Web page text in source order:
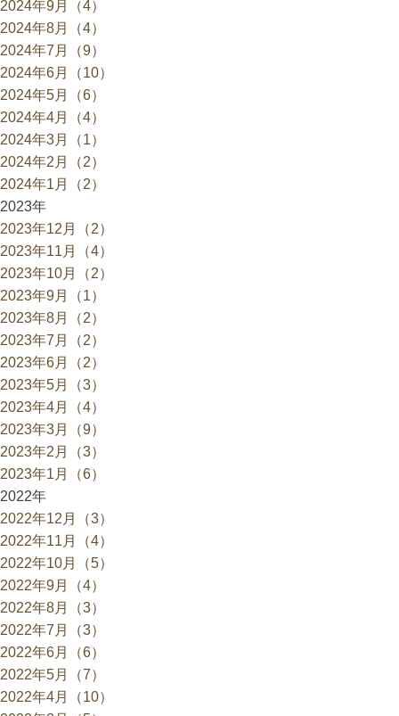
2024年9月（4）
2024年8月（4）
2024年7月（9）
2024年6月（10）
2024年5月（6）
2024年4月（4）
2024年3月（1）
2024年2月（2）
2024年1月（2）
2023年
2023年12月（2）
2023年11月（4）
2023年10月（2）
2023年9月（1）
2023年8月（2）
2023年7月（2）
2023年6月（2）
2023年5月（3）
2023年4月（4）
2023年3月（9）
2023年2月（3）
2023年1月（6）
2022年
2022年12月（3）
2022年11月（4）
2022年10月（5）
2022年9月（4）
2022年8月（3）
2022年7月（3）
2022年6月（6）
2022年5月（7）
2022年4月（10）